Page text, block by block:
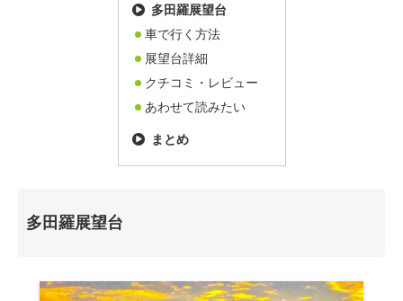
多田羅展望台
車で行く方法
展望台詳細
クチコミ・レビュー
あわせて読みたい
まとめ
多田羅展望台